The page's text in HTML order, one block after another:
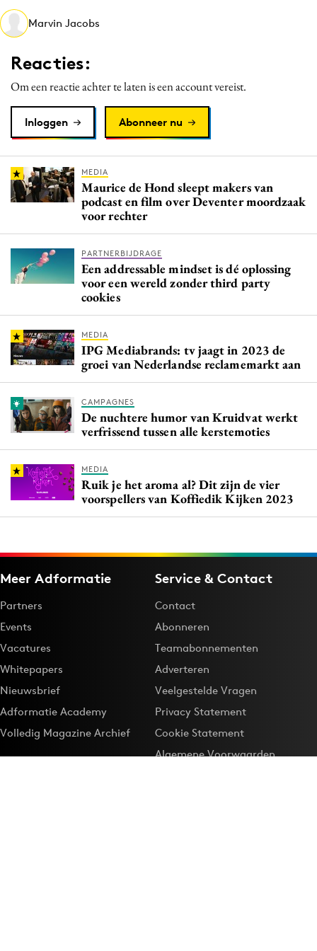
Media
Merkstrategie
PR
Programmatic
Reputatie & crisis
Marvin Jacobs
Reacties:
Om een reactie achter te laten is een account vereist.
Inloggen Abonneer nu
MEDIA
Maurice de Hond sleept makers van
podcast en film over Deventer moordzaak
voor rechter
PARTNERBIJDRAGE
Een addressable mindset is dé oplossing
voor een wereld zonder third party
cookies
MEDIA
IPG Mediabrands: tv jaagt in 2023 de
groei van Nederlandse reclamemarkt aan
CAMPAGNES
De nuchtere humor van Kruidvat werkt
verfrissend tussen alle kerstemoties
MEDIA
Ruik je het aroma al? Dit zijn de vier
voorspellers van Koffiedik Kijken 2023
Meer Adformatie
Partners
Events
Vacatures
Whitepapers
Nieuwsbrief
Adformatie Academy
Volledig Magazine Archief
Service & Contact
Contact
Abonneren
Teamabonnementen
Adverteren
Veelgestelde Vragen
Privacy Statement
Cookie Statement
Algemene Voorwaarden